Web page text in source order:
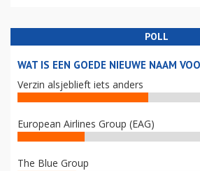
POLL
WAT IS EEN GOEDE NIEUWE NAAM
Verzin alsjeblieft iets anders
European Airlines Group (EAG)
The Blue Group